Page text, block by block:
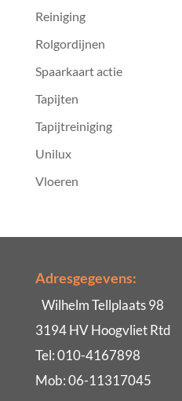
Reiniging
Rolgordijnen
Spaarkaart actie
Tapijten
Tapijtreiniging
Unilux
Vloeren
Adresgegevens:
Wilhelm Tellplaats 98
3194 HV Hoogvliet Rtd
Tel: 010-4167898
Mob: 06-11317045